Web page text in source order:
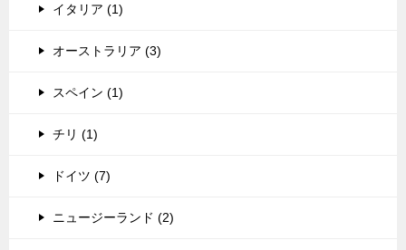
イタリア (1)
オーストラリア (3)
スペイン (1)
チリ (1)
ドイツ (7)
ニュージーランド (2)